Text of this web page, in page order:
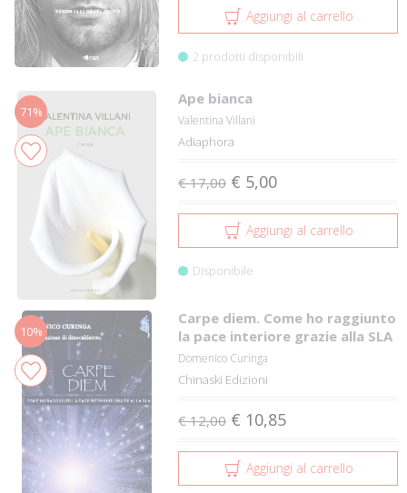
Aggiungi al carrello
2 prodotti disponibili
71%
Ape bianca
Valentina Villani
Adiaphora
€ 17,00 € 5,00
Aggiungi al carrello
Disponibile
10%
Carpe diem. Come ho raggiunto
la pace interiore grazie alla SLA
Domenico Curinga
Chinaski Edizioni
€ 12,00 € 10,85
Aggiungi al carrello